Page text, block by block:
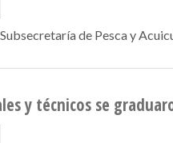
de Pesca y
y técnicos se